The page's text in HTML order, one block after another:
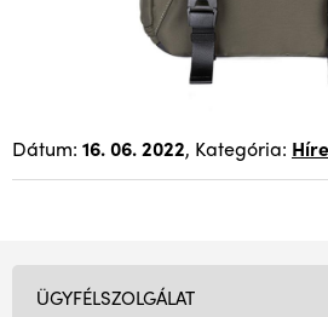
Dátum: 16. 06. 2022, Kategória:
ÜGYFÉLSZOLGÁLAT